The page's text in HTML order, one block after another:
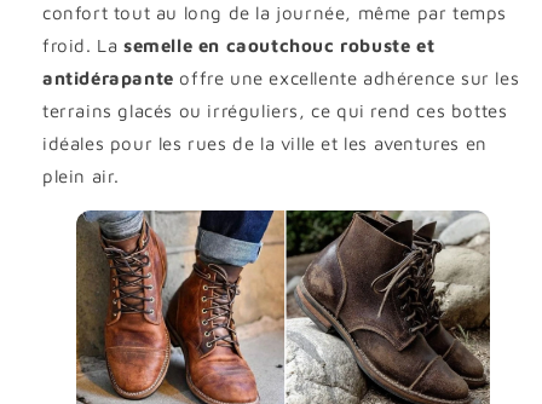
confort tout au long de la journée, même par temps
froid. La semelle en caoutchouc robuste et
antidérapante offre une excellente adhérence sur les
terrains glacés ou irréguliers, ce qui rend ces bottes
idéales pour les rues de la ville et les aventures en
plein air.